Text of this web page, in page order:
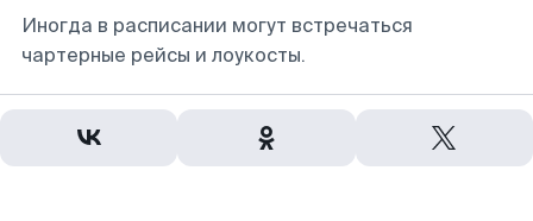
Иногда в расписании могут встречаться
чартерные рейсы и лоукосты.